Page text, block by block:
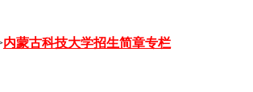
内蒙古科技大学招生简章专栏